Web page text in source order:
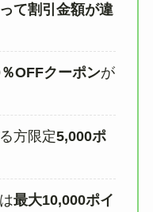
て割引金額が違
OFFクーポンが
方限定5,000ポ
最大10,000ポイ